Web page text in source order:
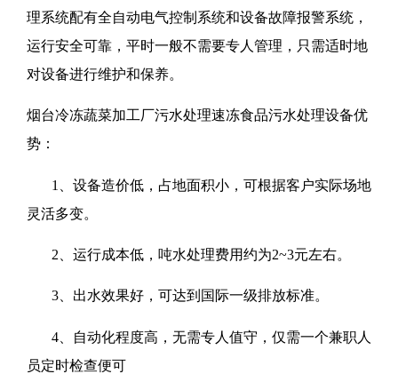
理系统配有全自动电气控制系统和设备故障报警系统，
运行安全可靠，平时一般不需要专人管理，只需适时地
对设备进行维护和保养。
烟台冷冻蔬菜加工厂污水处理速冻食品污水处理设备优
势：
1、设备造价低，占地面积小，可根据客户实际场地
灵活多变。
2、运行成本低，吨水处理费用约为2~3元左右。
3、出水效果好，可达到国际一级排放标准。
4、自动化程度高，无需专人值守，仅需一个兼职人
员定时检查便可